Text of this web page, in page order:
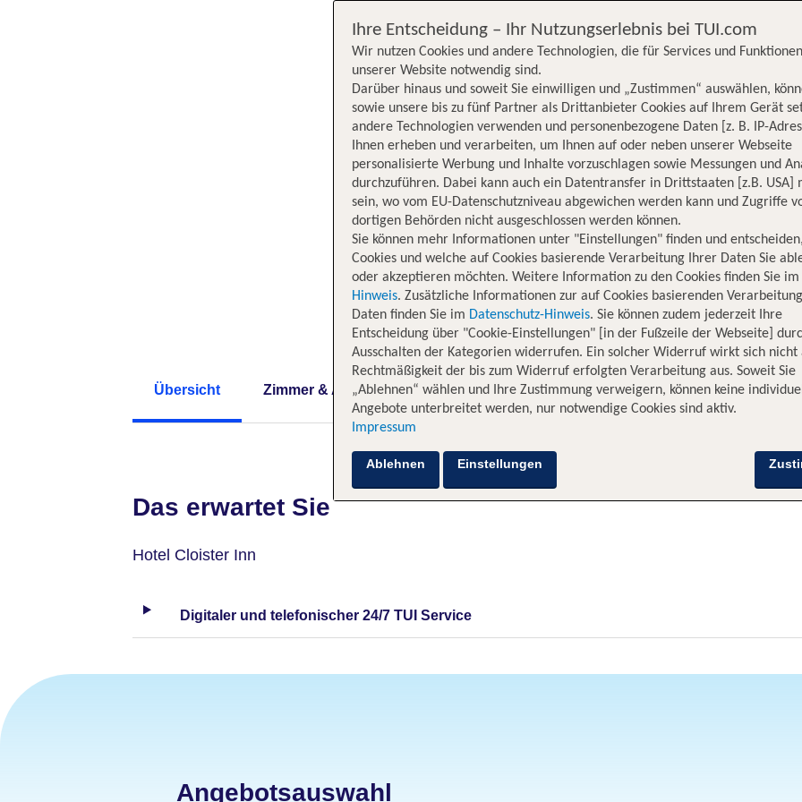
Übersicht Zimmer & Angebote Hotelinformationen Lage Bewertungen
Das erwartet Sie
Hotel Cloister Inn
Digitaler und telefonischer 24/7 TUI Service
Angebotsauswahl
Ihre Entscheidung – Ihr Nutzungserlebnis bei TUI.com
Wir nutzen Cookies und andere Technologien, die für Services und
unserer Website notwendig sind.
Darüber hinaus und soweit Sie einwilligen und „Zustimmen“ auswählen,
sowie unsere bis zu fünf Partner als Drittanbieter Cookies auf Ihrem Gerät
andere Technologien verwenden und personenbezogene Daten [z. B. IP-
Ihnen erheben und verarbeiten, um Ihnen auf oder neben unserer Webseite
personalisierte Werbung und Inhalte vorzuschlagen sowie Messungen und
durchzuführen. Dabei kann auch ein Datentransfer in Drittstaaten [z.B. USA]
sein, wo vom EU-Datenschutzniveau abgewichen werden kann und Zugriffe
dortigen Behörden nicht ausgeschlossen werden können.
Sie können mehr Informationen unter "Einstellungen" finden und
Cookies und welche auf Cookies basierende Verarbeitung Ihrer Daten Sie
oder akzeptieren möchten. Weitere Information zu den Cookies finden Sie im
Hinweis. Zusätzliche Informationen zur auf Cookies basierenden
Daten finden Sie im Datenschutz-Hinweis. Sie können zudem jederzeit Ihre
Entscheidung über "Cookie-Einstellungen" [in der Fußzeile der Webseite]
Ausschalten der Kategorien widerrufen. Ein solcher Widerruf wirkt sich nicht
Rechtmäßigkeit der bis zum Widerruf erfolgten Verarbeitung aus. Soweit Sie
„Ablehnen“ wählen und Ihre Zustimmung verweigern, können keine
Angebote unterbreitet werden, nur notwendige Cookies sind aktiv.
Impressum
Ablehnen Einstellungen